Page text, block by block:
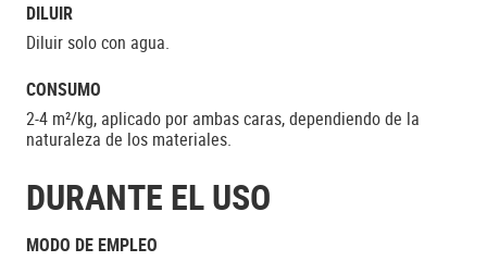
DILUIR
Diluir solo con agua.
CONSUMO
2-4 m²/kg, aplicado por ambas caras, dependiendo de la
naturaleza de los materiales.
DURANTE EL USO
MODO DE EMPLEO